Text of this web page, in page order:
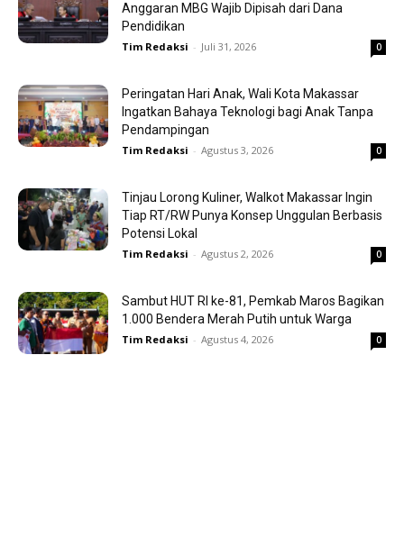
Anggaran MBG Wajib Dipisah dari Dana
Pendidikan
Tim Redaksi - Juli 31, 2026 0
Peringatan Hari Anak, Wali Kota Makassar
Ingatkan Bahaya Teknologi bagi Anak Tanpa
Pendampingan
Tim Redaksi - Agustus 3, 2026 0
Tinjau Lorong Kuliner, Walkot Makassar Ingin
Tiap RT/RW Punya Konsep Unggulan Berbasis
Potensi Lokal
Tim Redaksi - Agustus 2, 2026 0
Sambut HUT RI ke-81, Pemkab Maros Bagikan
1.000 Bendera Merah Putih untuk Warga
Tim Redaksi - Agustus 4, 2026 0